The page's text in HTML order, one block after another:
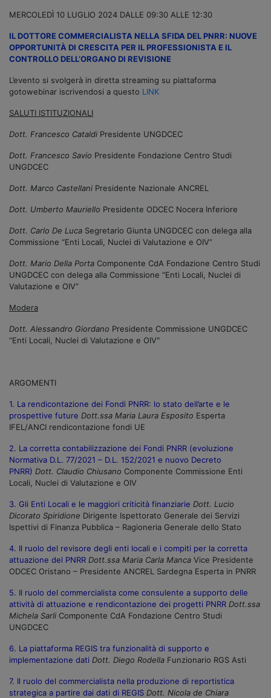
MERCOLEDÌ 10 LUGLIO 2024 DALLE 09:30 ALLE 12:30
IL DOTTORE COMMERCIALISTA NELLA SFIDA DEL PNRR: NUOVE
OPPORTUNITÀ DI CRESCITA PER IL PROFESSIONISTA E IL
CONTROLLO DELL’ORGANO DI REVISIONE
L’evento si svolgerà in diretta streaming su piattaforma
gotowebinar iscrivendosi a questo LINK
SALUTI ISTITUZIONALI
Dott. Francesco Cataldi Presidente UNGDCEC
Dott. Francesco Savio Presidente Fondazione Centro Studi
UNGDCEC
Dott. Marco Castellani Presidente Nazionale ANCREL
Dott. Umberto Mauriello Presidente ODCEC Nocera Inferiore
Dott. Carlo De Luca Segretario Giunta UNGDCEC con delega alla
Commissione “Enti Locali, Nuclei di Valutazione e OIV”
Dott. Mario Della Porta Componente CdA Fondazione Centro Studi
UNGDCEC con delega alla Commissione “Enti Locali, Nuclei di
Valutazione e OIV”
Modera
Dott. Alessandro Giordano Presidente Commissione UNGDCEC
“Enti Locali, Nuclei di Valutazione e OIV"
ARGOMENTI
1. La rendicontazione dei Fondi PNRR: lo stato dell’arte e le
prospettive future Dott.ssa Maria Laura Esposito Esperta
IFEL/ANCI rendicontazione fondi UE
2. La corretta contabilizzazione dei Fondi PNRR (evoluzione
Normativa D.L. 77/2021 – D.L. 152/2021 e nuovo Decreto
PNRR) Dott. Claudio Chiusano Componente Commissione Enti
Locali, Nuclei di Valutazione e OIV
3. Gli Enti Locali e le maggiori criticità finanziarie Dott. Lucio
Dicorato Spiridione Dirigente Ispettorato Generale dei Servizi
Ispettivi di Finanza Pubblica – Ragioneria Generale dello Stato
4. Il ruolo del revisore degli enti locali e i compiti per la corretta
attuazione del PNRR Dott.ssa Maria Carla Manca Vice Presidente
ODCEC Oristano – Presidente ANCREL Sardegna Esperta in PNRR
5. Il ruolo del commercialista come consulente a supporto delle
attività di attuazione e rendicontazione dei progetti PNRR Dott.ssa
Michela Sarli Componente CdA Fondazione Centro Studi
UNGDCEC
6. La piattaforma REGIS tra funzionalità di supporto e
implementazione dati Dott. Diego Rodella Funzionario RGS Asti
7. Il ruolo del commercialista nella produzione di reportistica
strategica a partire dai dati di REGIS Dott. Nicola de Chiara